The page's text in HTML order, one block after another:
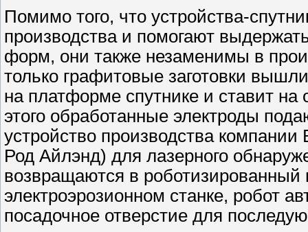
Помимо того, что устройства-
производства и помогают
форм, они также незаменимы в
только графитовые заготовки
на платформе спутнике и ставит
этого обработанные электроды
устройство производства
Род Айлэнд) для лазерного
возвращаются в роботизированный
электроэрозионном станке, робот
посадочное отверстие для